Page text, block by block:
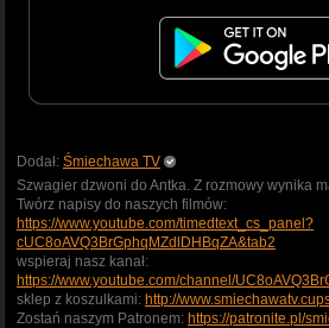
Dodał: Śmiechawa TV
Szwagier dzwoni do Antka. Z rozmowy wynika
Twórz napisy do naszych filmów:
https://www.youtube.com/timedtext_cs_panel?
cUC8oAVQ3BrGphqMZdlDHBqZA&tab2
wspieraj nasz kanał:
https://www.youtube.com/channel/
sklep z koszulkami: http://
Zostań naszym Patronem: https://patronite.pl/